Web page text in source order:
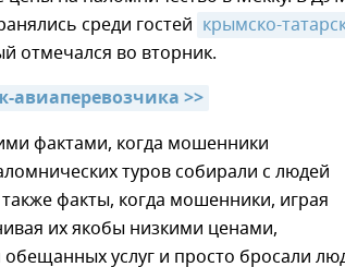
среди гостей крымско-
отмечался во вторник.
авиаперевозчика >>
фактами, когда мошенники
туров собирали с людей
факты, когда мошенники, играя
их якобы низкими ценами,
обещанных услуг и просто бросали